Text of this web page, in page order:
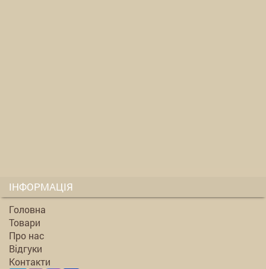
ІНФОРМАЦІЯ
Головна
Товари
Про нас
Відгуки
Контакти